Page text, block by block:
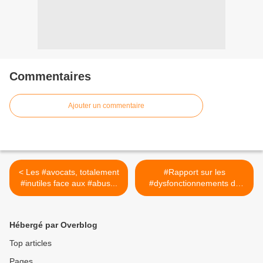
Commentaires
Ajouter un commentaire
< Les #avocats, totalement
#inutiles face aux #abus...
#Rapport sur les
#dysfonctionnements de
la... >
Hébergé par Overblog
Top articles